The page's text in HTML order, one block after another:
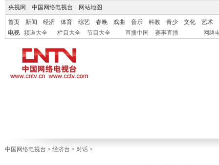
央视网 中国网络电视台 网站地图
首页 新闻 经济 体育 综艺 春晚 戏曲 音乐 科教 青少 文化
艺术
电视
频道大全 栏目大全 节目大全 直播中国 赛事直播 网络
中国网络电视台 > 经济台 > 对话 >